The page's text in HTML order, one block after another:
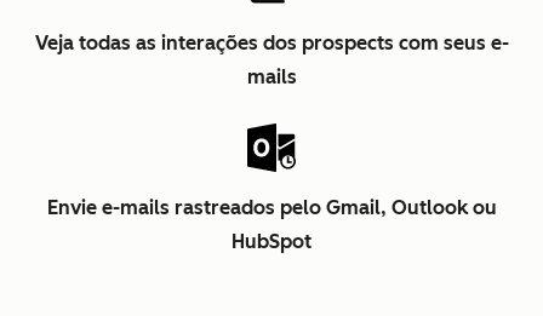
Veja todas as interações dos prospects com seus e-
mails
Envie e-mails rastreados pelo Gmail, Outlook ou
HubSpot